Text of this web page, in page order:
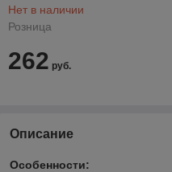
Нет в наличии
Розница
262 руб.
Описание
Особенности: